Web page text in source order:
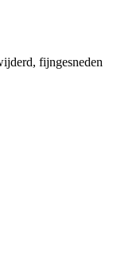
fijngesneden